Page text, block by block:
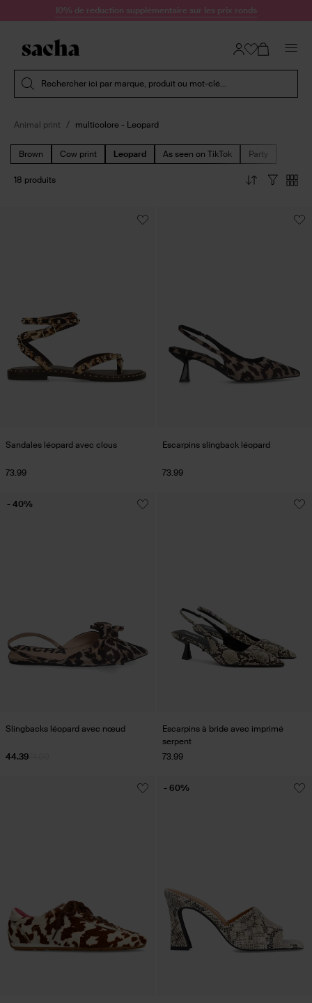
Passer au contenu10% de réduction supplémentaire sur les prix ronds
Rechercher ici par marque, produit ou mot-clé...
Animal print multicolore - Leopard
Brown Cow print Leopard As seen on TikTok Party
18 produits
Sandales léopard avec clous
73.99
Escarpins slingback léopard
73.99
Slingbacks léopard avec nœud
44.39
- 40%
Escarpins à bride avec imprimé
serpent
73.99
- 60%